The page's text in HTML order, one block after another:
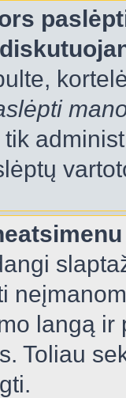
langą
Toliau